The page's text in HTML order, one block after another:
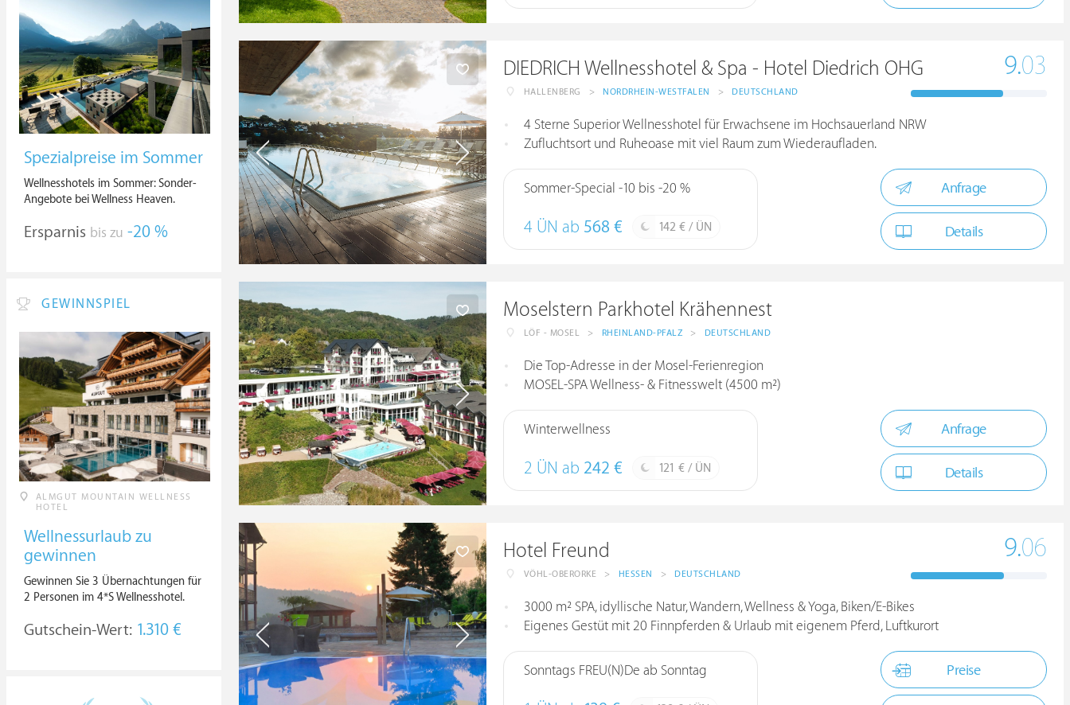
DIEDRICH Wellnesshotel & Spa - Hotel Diedrich OHG
HALLENBERG > NORDRHEIN-WESTFALEN > DEUTSCHLAND
9.03
4 Sterne Superior Wellnesshotel für Erwachsene im Hochsauerland NRW
Zufluchtsort und Ruheoase mit viel Raum zum Wiederaufladen.
Sommer-Special -10 bis -20 %
4 ÜN ab 568 € 142 € / ÜN
Anfrage
Details
Moselstern Parkhotel Krähennest
LÖF - MOSEL > RHEINLAND-PFALZ > DEUTSCHLAND
Die Top-Adresse in der Mosel-Ferienregion
MOSEL-SPA Wellness- & Fitnesswelt (4500 m²)
Winterwellness
2 ÜN ab 242 € 121 € / ÜN
Anfrage
Details
Hotel Freund
VÖHL-OBERORKE > HESSEN > DEUTSCHLAND
9.06
3000 m² SPA, idyllische Natur, Wandern, Wellness & Yoga, Biken/E-Bikes
Eigenes Gestüt mit 20 Finnpferden & Urlaub mit eigenem Pferd, Luftkurort
Sonntags FREU(N)De ab Sonntag Preise
Spezialpreise im Sommer
Wellnesshotels im Sommer: Sonder-
Angebote bei Wellness Heaven.
Ersparnis bis zu -20 %
GEWINNSPIEL
ALMGUT MOUNTAIN WELLNESS
HOTEL
Wellnessurlaub zu
gewinnen
Gewinnen Sie 3 Übernachtungen für
2 Personen im 4*S Wellnesshotel.
Gutschein-Wert: 1.310 €